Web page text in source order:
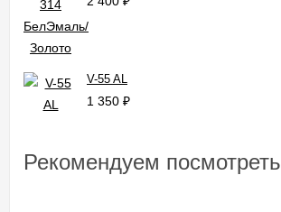
V-55 AL
1 350 ₽
Рекомендуем посмотреть